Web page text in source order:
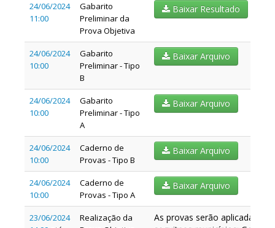
24/06/2024
11:00
Gabarito
Preliminar da
Prova Objetiva
Baixar Resultado
24/06/2024
10:00
Gabarito
Preliminar - Tipo
B
Baixar Arquivo
24/06/2024
10:00
Gabarito
Preliminar - Tipo
A
Baixar Arquivo
24/06/2024
10:00
Caderno de
Provas - Tipo B
Baixar Arquivo
24/06/2024
10:00
Caderno de
Provas - Tipo A
Baixar Arquivo
23/06/2024
Realização da
As provas serão aplicadas nos